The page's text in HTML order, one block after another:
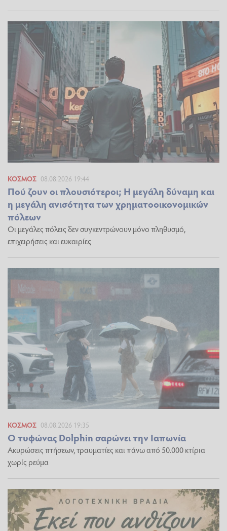
Πού ζουν οι πλουσιότεροι; Η μεγάλη δύναμη και
η μεγάλη ανισότητα των χρηματοοικονομικών
πόλεων
Οι μεγάλες πόλεις δεν συγκεντρώνουν μόνο πληθυσμό,
επιχειρήσεις και ευκαιρίες
ΚΌΣΜΟΣ 08.08.2026 19:44
Ο τυφώνας Dolphin σαρώνει την Ιαπωνία
Ακυρώσεις πτήσεων, τραυματίες και πάνω από 50.000 κτίρια
χωρίς ρεύμα
ΚΌΣΜΟΣ 08.08.2026 19:35